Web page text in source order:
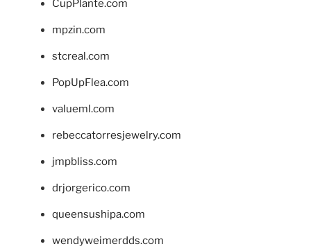
CupPlante.com
mpzin.com
stcreal.com
PopUpFlea.com
valueml.com
rebeccatorresjewelry.com
jmpbliss.com
drjorgerico.com
queensushipa.com
wendyweimerdds.com